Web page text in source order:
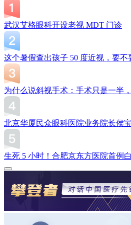
武汉艾格眼科开设老视 MDT 门诊
这个暑假查出孩子 50 度近视，要不
为什么说斜视手术：手术只是一半
北京华厦民众眼科医院业务院长侯
生死 5 小时！合肥京东方医院首例